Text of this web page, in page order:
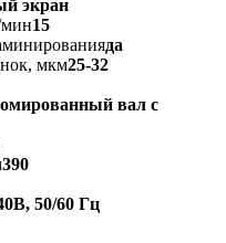
экран
мин15
да
мкм25-32
вал с
390
50/60 Гц